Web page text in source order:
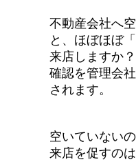
不動産会社へ
と、ほぼほぼ
来店しますか
確認を管理会
されます。
空いていない
来店を促すの